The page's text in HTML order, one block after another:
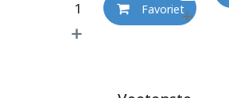
Favoriet